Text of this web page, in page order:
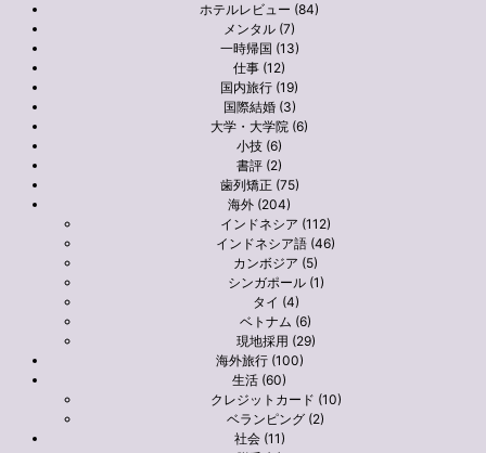
ホテルレビュー (84)
メンタル (7)
一時帰国 (13)
仕事 (12)
国内旅行 (19)
国際結婚 (3)
大学・大学院 (6)
小技 (6)
書評 (2)
歯列矯正 (75)
海外 (204)
インドネシア (112)
インドネシア語 (46)
カンボジア (5)
シンガポール (1)
タイ (4)
ベトナム (6)
現地採用 (29)
海外旅行 (100)
生活 (60)
クレジットカード (10)
ベランピング (2)
社会 (11)